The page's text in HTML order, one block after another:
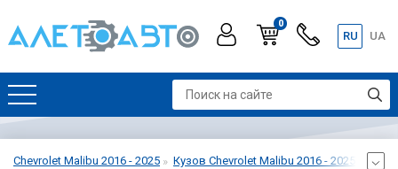
0
RU UA
Chevrolet Malibu 2016 - 2025 Кузов Chevrolet Malibu 2016 - 2025